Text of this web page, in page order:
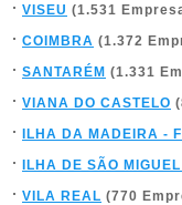
VISEU (1.531
COIMBRA (1.372
SANTARÉM (1.331
VIANA DO CASTELO
ILHA DA MADEIRA -
ILHA DE SÃO
VILA REAL (770